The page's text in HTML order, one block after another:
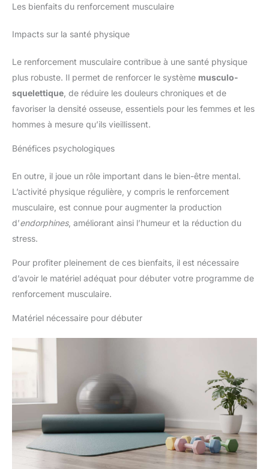
Les bienfaits du renforcement musculaire
Impacts sur la santé physique
Le renforcement musculaire contribue à une santé physique
plus robuste. Il permet de renforcer le système musculo-
squelettique , de réduire les douleurs chroniques et de
favoriser la densité osseuse, essentiels pour les femmes et les
hommes à mesure qu’ils vieillissent.
Bénéfices psychologiques
En outre, il joue un rôle important dans le bien-être mental.
L’activité physique régulière, y compris le renforcement
musculaire, est connue pour augmenter la production
d’endorphines, améliorant ainsi l’humeur et la réduction du
stress.
Pour profiter pleinement de ces bienfaits, il est nécessaire
d’avoir le matériel adéquat pour débuter votre programme de
renforcement musculaire.
Matériel nécessaire pour débuter